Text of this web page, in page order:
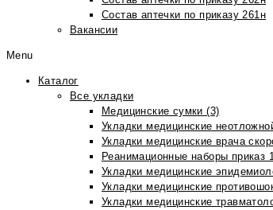
Состав аптечки по приказу 261н
Вакансии
Menu
Каталог
Все укладки
Медицинские сумки (3)
Укладки медицинские
Укладки медицинские врача
Реанимационные наборы приказ
Укладки медицинские
Укладки медицинские
Укладки медицинские